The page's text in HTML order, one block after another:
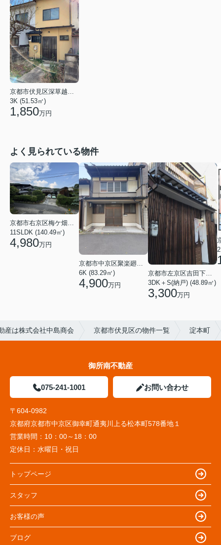
京都市伏見区深草越後屋敷町
3K (51.53㎡)
1,850万円
よく見られている物件
京都市右京区梅ケ畑猪ノ尻町
11SLDK (140.49㎡)
4,980万円
京都市中京区聚楽廻松下町
6K (83.29㎡)
4,900万円
京都市左京区吉田下阿達町
3DK＋S(納戸) (48.89㎡)
3,300万円
産は株式会社中島商会 京都市伏見区の物件一覧 淀本町
御所南不動産
075-241-1001 お問い合わせ
〒604-0982
京都府京都市中京区御幸町通夷川上る松本町578番地１
営業時間： 10：00～18：00
定休日： 水曜日・祝日
トップページ
スタッフ
お客様の声
ブログ